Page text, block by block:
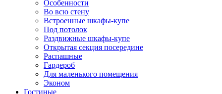
Особенности
Во всю стену
Встроенные шкафы-купе
Под потолок
Раздвижные шкафы-купе
Открытая секция посередине
Распашные
Гардероб
Для маленького помещения
Эконом
Гостиные